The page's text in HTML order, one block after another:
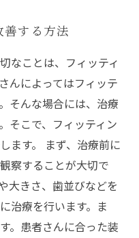
する方法
なことは、フィッティ
んによってはフィッテ
そんな場合には、治療
そこで、フィッティン
ます。 まず、治療前に
察することが大切で
大きさ、歯並びなどを
治療を行います。ま
。患者さんに合った装